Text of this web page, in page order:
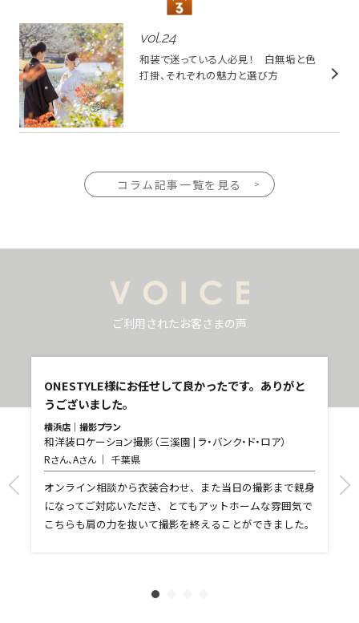
vol.24
和装で迷っている人必見！ 白無垢と色
打掛、それぞれの魅力と選び方
コラム記事一覧を見る
ご利用されたお客さまの声
ONESTYLE様にお任せして良かったです。ありがと
うございました。
横浜店｜撮影プラン
和洋装ロケーション撮影（三溪園 | ラ・バンク・ド・ロア）
Rさん、Aさん 千葉県
オンライン相談から衣装合わせ、また当日の撮影まで親身
になってご対応いただき、とてもアットホームな雰囲気で
こちらも肩の力を抜いて撮影を終えることができました。